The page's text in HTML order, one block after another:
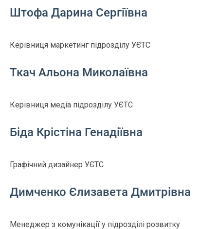
Штофа Дарина Сергіївна
Керівниця маркетинг підрозділу УЄТС
Ткач Альона Миколаївна
Керівниця медіа підрозділу УЄТС
Біда Крістіна Генадіївна
Графічний дизайнер УЄТС
Димченко Єлизавета Дмитрівна
Менеджер з комунікації у підрозділі розвитку